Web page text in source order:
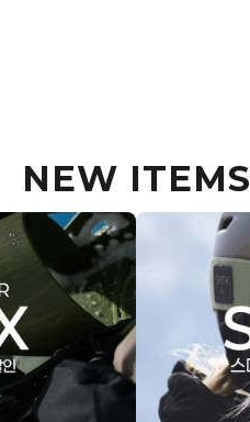
NEW ITEMS